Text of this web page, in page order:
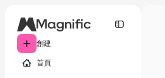
創建
首頁